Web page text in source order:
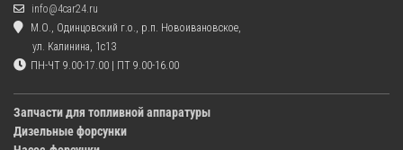
info@4car24.ru
М.О., Одинцовский г.о., р.п. Новоивановское,
ул. Калинина, 1с13
ПН-ЧТ 9.00-17.00 | ПТ 9.00-16.00
Запчасти для топливной аппаратуры
Дизельные форсунки